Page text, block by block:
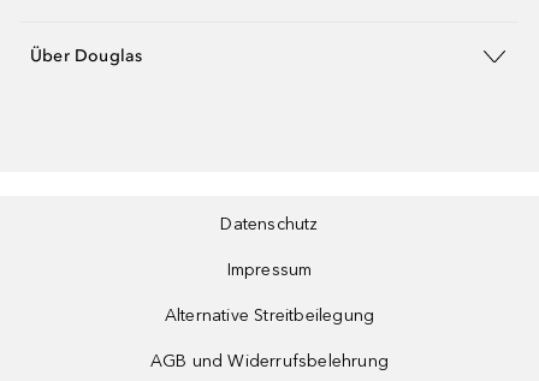
Über Douglas
Datenschutz
Impressum
Alternative Streitbeilegung
AGB und Widerrufsbelehrung